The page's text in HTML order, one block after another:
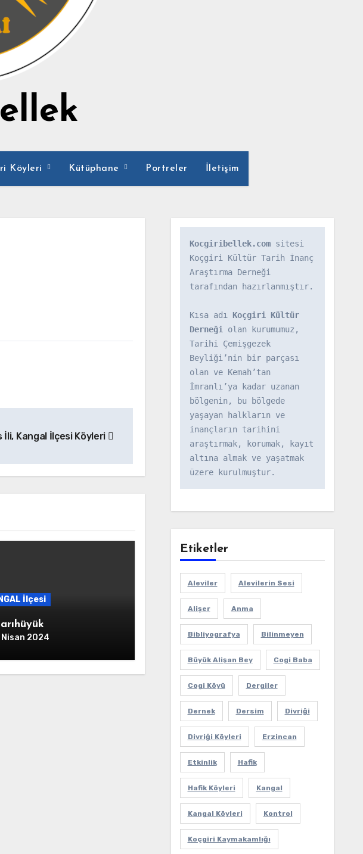
Köyleri Kütüphane Portreler İletişim
İli, Kangal İlçesi Köyleri
İlçesi
Nisan 2024
Kocgiribellek.com sitesi
Koçgiri Kültür Tarih İnanç
Araştırma Derneği
tarafından hazırlanmıştır.
Kısa adı Koçgiri Kültür
Derneği olan kurumumuz,
Tarihi Çemişgezek
Beyliği’nin bir parçası
olan ve Kemah’tan
İmranlı’ya kadar uzanan
bölgenin, bu bölgede
yaşayan halkların ve
inançların tarihini
araştırmak, korumak, kayıt
altına almak ve yaşatmak
üzere kurulmuştur.
Etiketler
Aleviler Alevilerin Sesi
Alişer Anma
Bibliyografya Bilinmeyen
Büyük Alişan Bey Cogi Baba
Cogi Köyü Dergiler
Dernek Dersim Divriği
Divriği Köyleri Erzincan
Etkinlik Hafik
Hafik Köyleri Kangal
Kangal Köyleri Kontrol
Koçgiri Kaymakamlığı